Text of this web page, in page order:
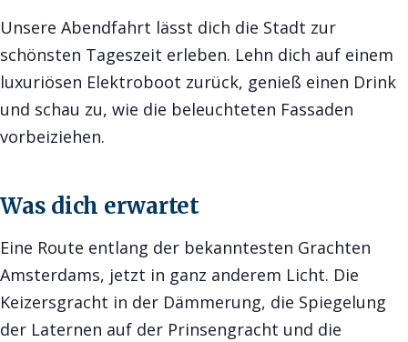
Unsere Abendfahrt lässt dich die Stadt zur
schönsten Tageszeit erleben. Lehn dich auf einem
luxuriösen Elektroboot zurück, genieß einen Drink
und schau zu, wie die beleuchteten Fassaden
vorbeiziehen.
Was dich erwartet
Eine Route entlang der bekanntesten Grachten
Amsterdams, jetzt in ganz anderem Licht. Die
Keizersgracht in der Dämmerung, die Spiegelung
der Laternen auf der Prinsengracht und die